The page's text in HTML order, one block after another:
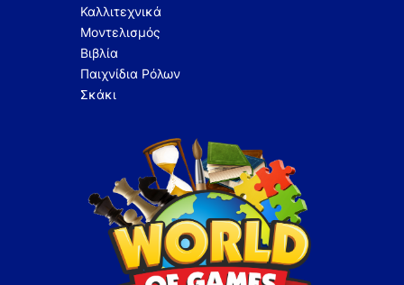
Καλλιτεχνικά
Μοντελισμός
Βιβλία
Παιχνίδια Ρόλων
Σκάκι